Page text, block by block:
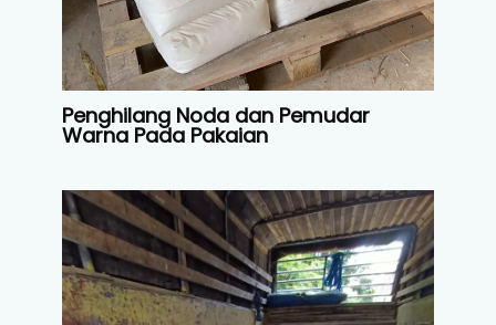
Penghilang Noda dan Pemudar
Warna Pada Pakaian